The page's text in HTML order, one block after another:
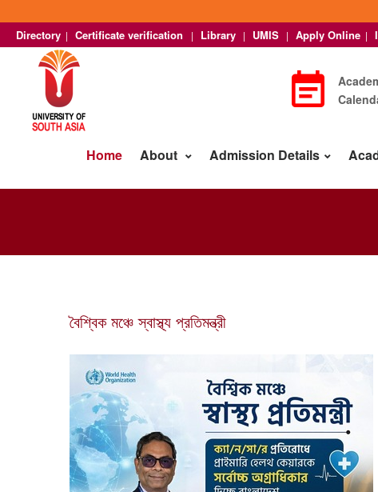
Directory | Certificate verification | Library | UMIS | Apply Online |
Home About Admission Details
বৈশ্বিক মঞ্চে স্বাস্থ্য প্রতিমন্ত্রী